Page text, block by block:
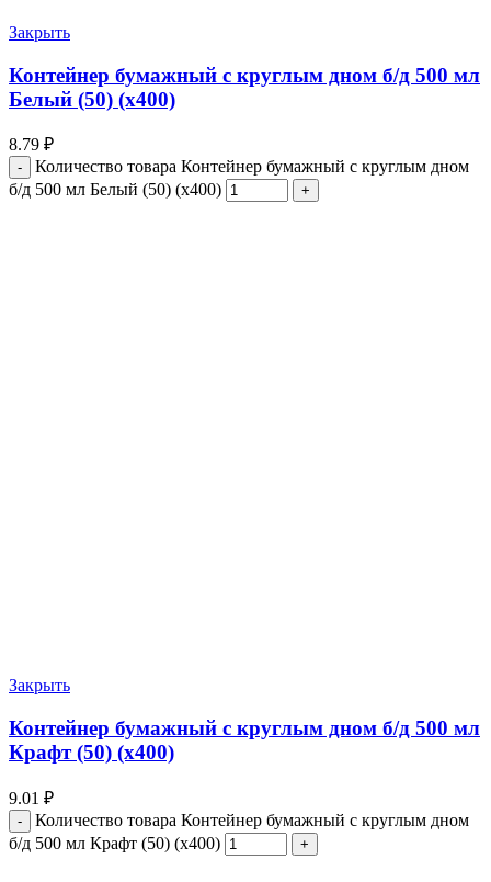
Закрыть
Контейнер бумажный с круглым дном б/д 500 мл
Белый (50) (х400)
8.79 ₽
Количество товара Контейнер бумажный с круглым дном
б/д 500 мл Белый (50) (х400)
Закрыть
Контейнер бумажный с круглым дном б/д 500 мл
Крафт (50) (х400)
9.01 ₽
Количество товара Контейнер бумажный с круглым дном
б/д 500 мл Крафт (50) (х400)